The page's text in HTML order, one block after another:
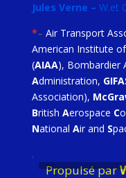
Jules Verne – W.et
*– Air Transport
American Institute
(AIAA), Bombardier
Administration,
Association),
British Aerospace C
National Air and S
.
Propulsé par